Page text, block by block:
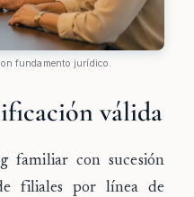
fundamento jurídico.
válida
familiar con sucesión
filiales por línea de